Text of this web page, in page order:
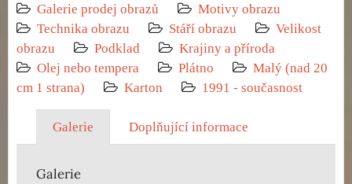
Galerie prodej obrazů
Motivy obrazu
Technika obrazu
Stáří obrazu
Velikost
obrazu
Podklad
Krajiny a příroda
Olej nebo tempera
Plátno
Malý (nad 20
cm 1 strana)
Karton 1991 - současnost
Galerie Doplňující informace
Galerie